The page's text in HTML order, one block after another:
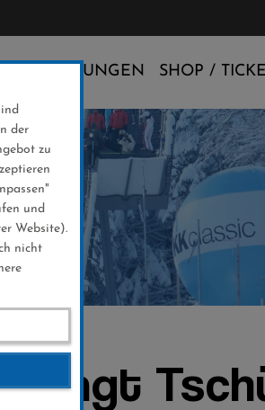
SHOP /
sagt
der
zu
und
Website).
nicht